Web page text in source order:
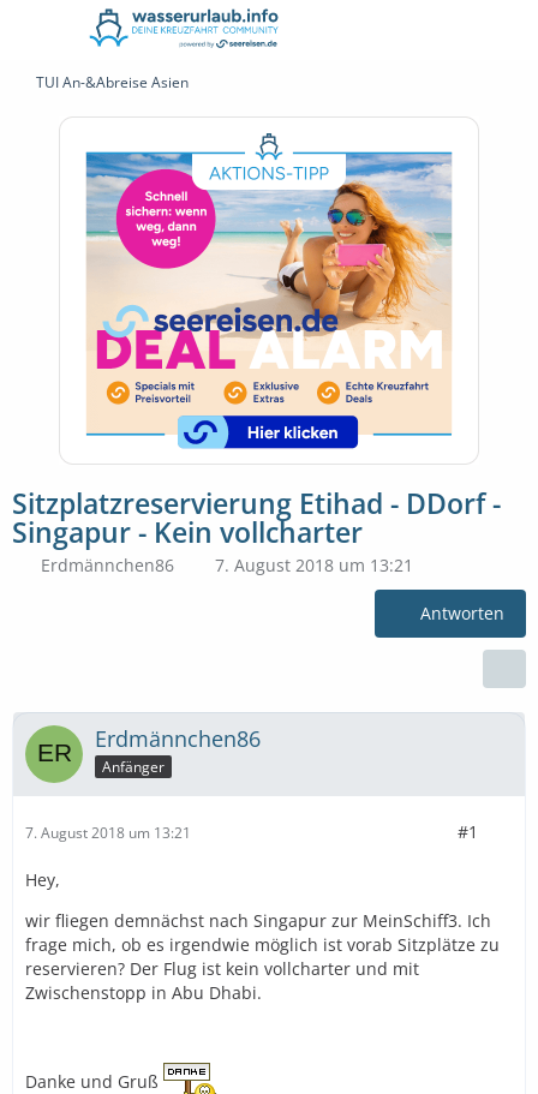
TUI An-&Abreise Asien
Sitzplatzreservierung Etihad - DDorf -
Singapur - Kein vollcharter
Erdmännchen86 7. August 2018 um 13:21
Antworten
Erdmännchen86
Anfänger
7. August 2018 um 13:21 #1
Hey,
wir fliegen demnächst nach Singapur zur MeinSchiff3. Ich
frage mich, ob es irgendwie möglich ist vorab Sitzplätze zu
reservieren? Der Flug ist kein vollcharter und mit
Zwischenstopp in Abu Dhabi.
Danke und Gruß